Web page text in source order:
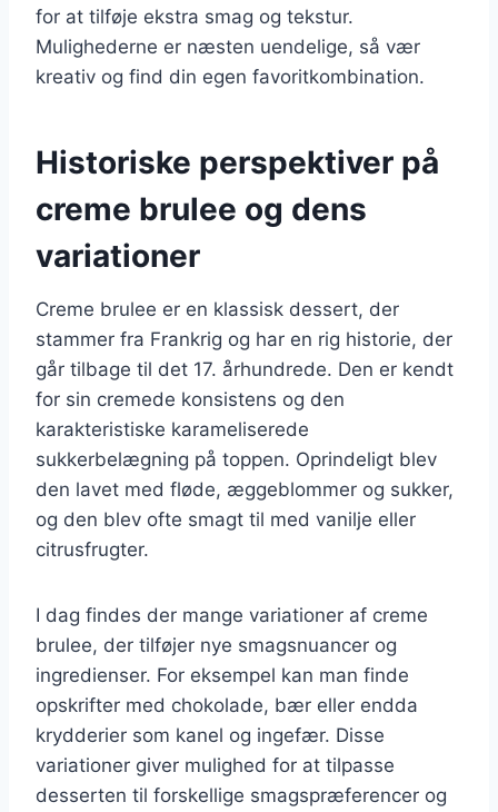
for at tilføje ekstra smag og tekstur.
Mulighederne er næsten uendelige, så vær
kreativ og find din egen favoritkombination.
Historiske perspektiver på
creme brulee og dens
variationer
Creme brulee er en klassisk dessert, der
stammer fra Frankrig og har en rig historie, der
går tilbage til det 17. århundrede. Den er kendt
for sin cremede konsistens og den
karakteristiske karameliserede
sukkerbelægning på toppen. Oprindeligt blev
den lavet med fløde, æggeblommer og sukker,
og den blev ofte smagt til med vanilje eller
citrusfrugter.
I dag findes der mange variationer af creme
brulee, der tilføjer nye smagsnuancer og
ingredienser. For eksempel kan man finde
opskrifter med chokolade, bær eller endda
krydderier som kanel og ingefær. Disse
variationer giver mulighed for at tilpasse
desserten til forskellige smagspræferencer og